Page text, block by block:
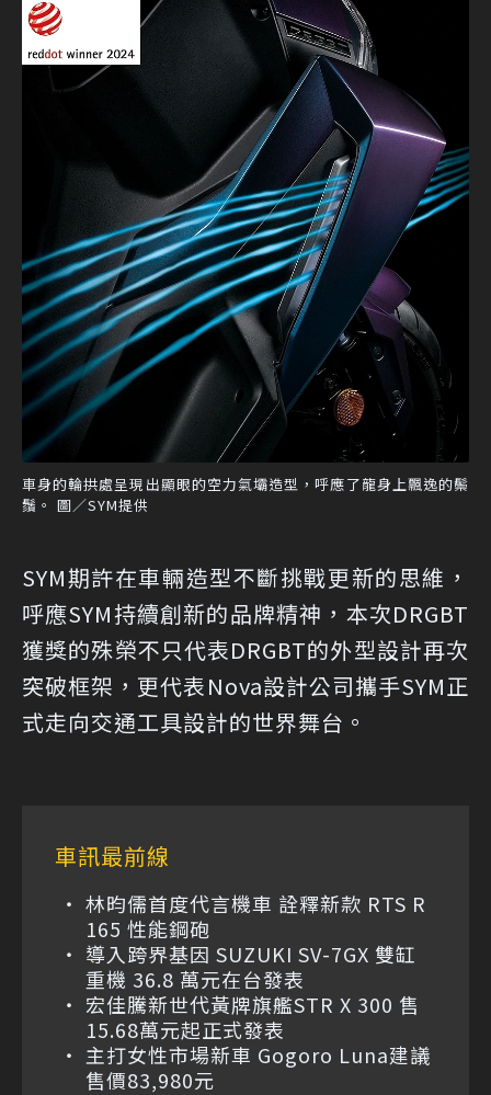
車身的輪拱處呈現出顯眼的空力氣壩造型，呼應了龍身上飄逸的鬃
鬚。 圖／SYM提供
SYM期許在車輛造型不斷挑戰更新的思維，
呼應SYM持續創新的品牌精神，本次DRGBT
獲獎的殊榮不只代表DRGBT的外型設計再次
突破框架，更代表Nova設計公司攜手SYM正
式走向交通工具設計的世界舞台。
車訊最前線
林昀儒首度代言機車 詮釋新款 RTS R
165 性能鋼砲
導入跨界基因 SUZUKI SV-7GX 雙缸
重機 36.8 萬元在台發表
宏佳騰新世代黃牌旗艦STR X 300 售
15.68萬元起正式發表
主打女性市場新車 Gogoro Luna建議
售價83,980元